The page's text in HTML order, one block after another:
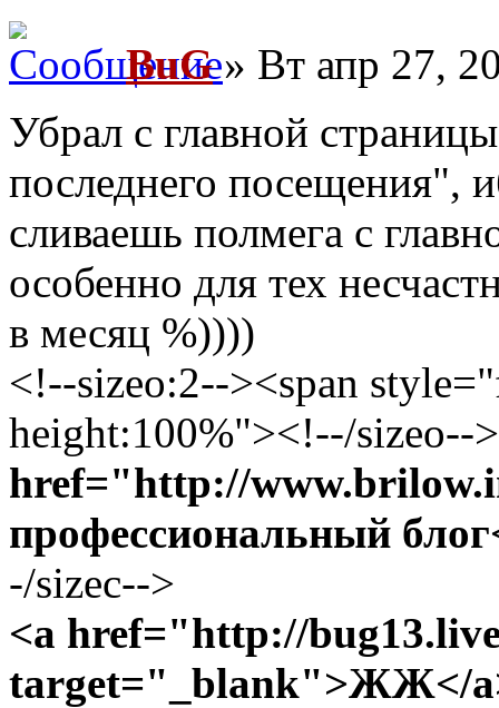
BuG» Вт апр 27,
Убрал с главной
последнего посещения",
сливаешь полмега с
особенно для тех
в месяц %))))
<!--sizeo:2--><span
height:100%"><!--/sizeo-->
href="http://
профессиональный
-/sizec-->
<a href="http://
target="_blank">ЖЖ</